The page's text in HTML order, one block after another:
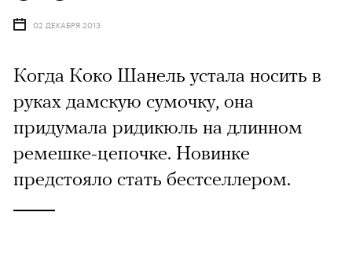
02 ДЕКАБРЯ 2013
Когда Коко Шанель устала носить в
руках дамскую сумочку, она
придумала ридикюль на длинном
ремешке-цепочке. Новинке
предстояло стать бестселлером.